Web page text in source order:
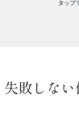
失敗しな